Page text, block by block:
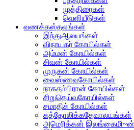
முத்திரைகள்
வெளியீடுகள்
வணக்கஸ்தலங்கள்
இந்துஆலயங்கள்
விநாயகர் கோயில்கள்
அம்மன் கோயில்கள்
சிவன் கோயில்கள்
முருகன் கோயில்கள்
வைஸ்ணவகோயில்கள்
நாகதம்பிரான் கோயில்கள்
சிறுதெய்வகோயில்கள்
சமாதிக் கோயில்கள்
கத்தோலிக்கதேவாலயங்கள்
அமெரிக்கன்